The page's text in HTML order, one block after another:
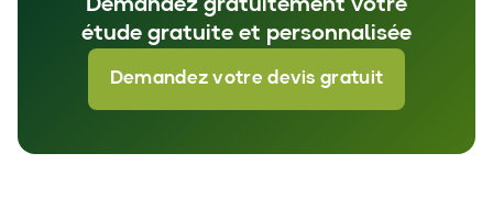
Demandez gratuitement votre
étude gratuite et personnalisée
Demandez votre devis gratuit